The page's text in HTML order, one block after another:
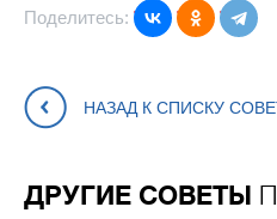
Поделитесь:
НАЗАД К СПИСКУ
ДРУГИЕ СОВЕТЫ